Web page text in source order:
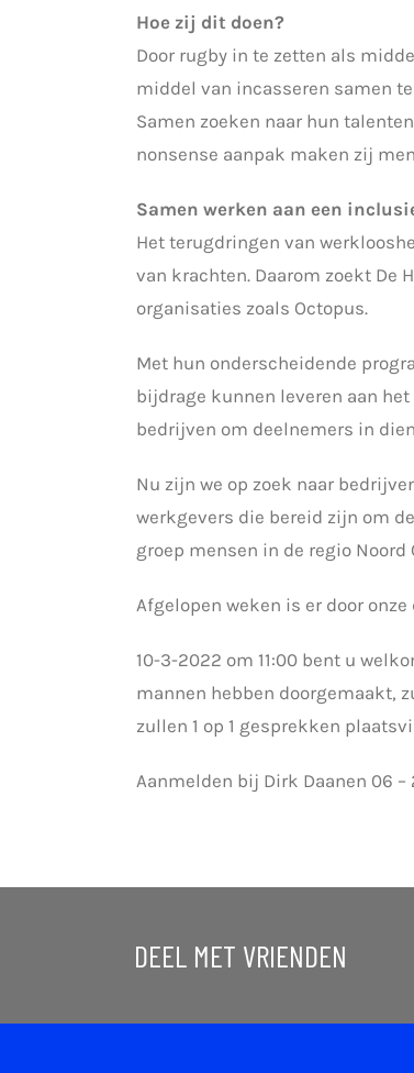
Hoe zij dit doen?
Door rugby in te zetten als
middel van incasseren samen
Samen zoeken naar hun
nonsense aanpak maken zij
Samen werken aan een
Het terugdringen van
van krachten. Daarom zoekt De
organisaties zoals Octopus.
Met hun onderscheidende
bijdrage kunnen leveren aan
bedrijven om deelnemers in
Nu zijn we op zoek naar
werkgevers die bereid zijn om
groep mensen in de regio Noord
Afgelopen weken is er door
10-3-2022 om 11:00 bent u
mannen hebben doorgemaakt,
zullen 1 op 1 gesprekken
Aanmelden bij Dirk Daanen 06 –
DEEL MET VRIENDEN